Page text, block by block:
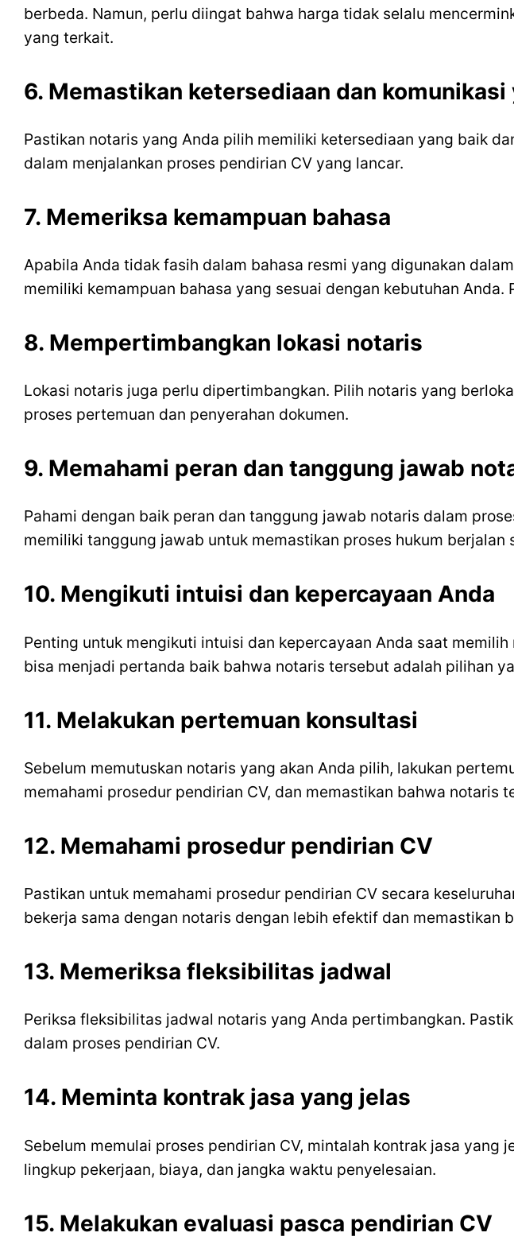
berbeda. Namun, perlu diingat bahwa harga tidak selalu
yang terkait.
6. Memastikan ketersediaan dan komunikasi
Pastikan notaris yang Anda pilih memiliki ketersediaan yang baik
dalam menjalankan proses pendirian CV yang lancar.
7. Memeriksa kemampuan bahasa
Apabila Anda tidak fasih dalam bahasa resmi yang digunakan
memiliki kemampuan bahasa yang sesuai dengan kebutuhan
8. Mempertimbangkan lokasi notaris
Lokasi notaris juga perlu dipertimbangkan. Pilih notaris yang
proses pertemuan dan penyerahan dokumen.
9. Memahami peran dan tanggung jawab
Pahami dengan baik peran dan tanggung jawab notaris dalam
memiliki tanggung jawab untuk memastikan proses hukum berjalan
10. Mengikuti intuisi dan kepercayaan Anda
Penting untuk mengikuti intuisi dan kepercayaan Anda saat
bisa menjadi pertanda baik bahwa notaris tersebut adalah pilihan
11. Melakukan pertemuan konsultasi
Sebelum memutuskan notaris yang akan Anda pilih, lakukan
memahami prosedur pendirian CV, dan memastikan bahwa notaris
12. Memahami prosedur pendirian CV
Pastikan untuk memahami prosedur pendirian CV secara
bekerja sama dengan notaris dengan lebih efektif dan memastikan
13. Memeriksa fleksibilitas jadwal
Periksa fleksibilitas jadwal notaris yang Anda pertimbangkan.
dalam proses pendirian CV.
14. Meminta kontrak jasa yang jelas
Sebelum memulai proses pendirian CV, mintalah kontrak jasa
lingkup pekerjaan, biaya, dan jangka waktu penyelesaian.
15. Melakukan evaluasi pasca pendirian CV